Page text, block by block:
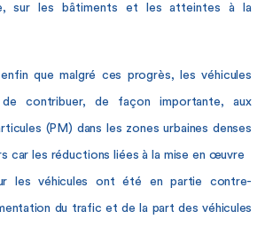
sur les bâtiments et les atteintes à la
que malgré ces progrès, les véhicules
contribuer, de façon importante, aux
(PM) dans les zones urbaines denses
car les réductions liées à la mise en œuvre
les véhicules ont été en partie contre-
du trafic et de la part des véhicules